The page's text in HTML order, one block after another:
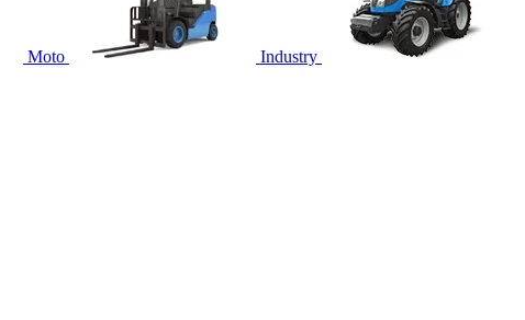
Moto Industry